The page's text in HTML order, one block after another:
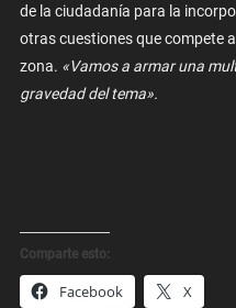
de la ciudadanía para la
otras cuestiones que compete
zona. «Vamos a armar una
gravedad del tema».
Comparte esto:
Facebook X